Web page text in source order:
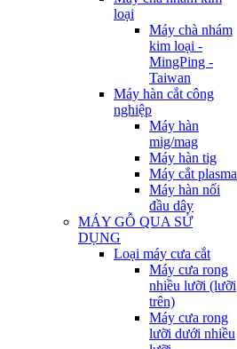
loại
Máy chà nhám
kim loại -
MingPing -
Taiwan
Máy hàn cắt công
nghiệp
Máy hàn
mig/mag
Máy hàn tig
Máy cắt plasma
Máy hàn nối
đầu dây
MÁY GỖ QUA SỬ
DỤNG
Loại máy cưa cắt
Máy cưa rong
nhiều lưỡi (lưỡi
trên)
Máy cưa rong
lưỡi dưới nhiều